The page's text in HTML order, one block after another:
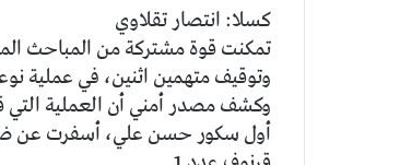
كسلا: انتصار تقلاوي
تمكنت قوة مشتركة من المباحث
وتوقيف متهمين اثنين، في عملية
وكشف مصدر أمني أن العملية التي
أول سكور حسن علي، أسفرت عن